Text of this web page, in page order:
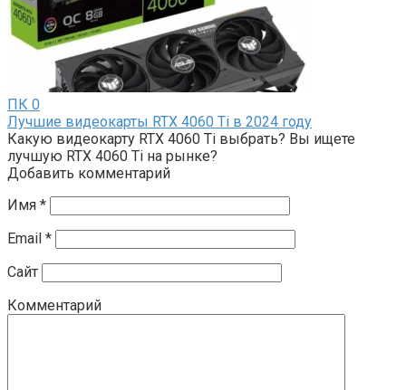
ПК 0
Лучшие видеокарты RTX 4060 Ti в 2024 году
Какую видеокарту RTX 4060 Ti выбрать? Вы ищете
лучшую RTX 4060 Ti на рынке?
Добавить комментарий
Имя *
Email *
Сайт
Комментарий